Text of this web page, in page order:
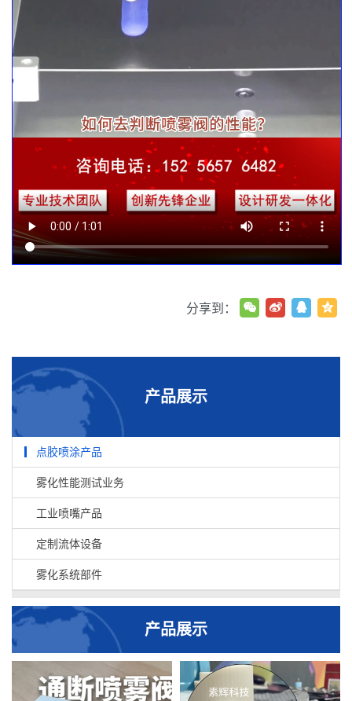
产品展示
点胶喷涂产品
雾化性能测试业务
工业喷嘴产品
定制流体设备
雾化系统部件
产品展示
分享到：